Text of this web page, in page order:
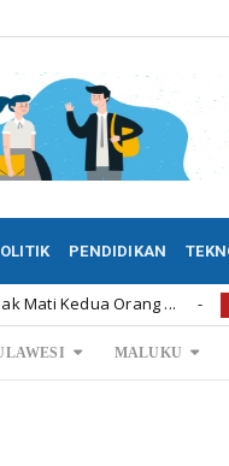
PENDIDIKAN
Orang ... Kalbar
MALUKU